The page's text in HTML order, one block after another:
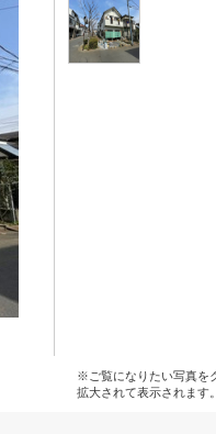
※ご覧になりたい写真を
拡大されて表示されます。